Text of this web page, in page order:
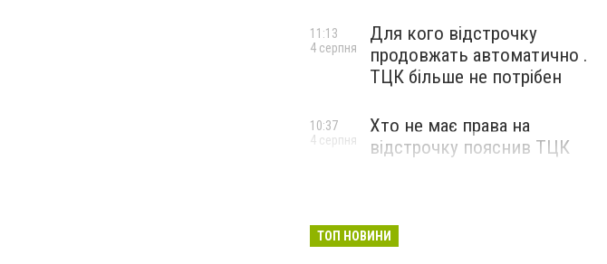
Для кого відстрочку
продовжать автоматично .
ТЦК більше не потрібен
11:13
4 серпня
Хто не має права на
відстрочку пояснив ТЦК
10:37
4 серпня
ТОП НОВИНИ